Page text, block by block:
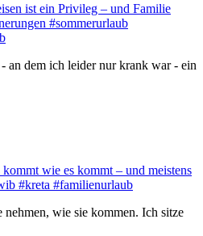
ist ein Privileg – und Familie
#sommerurlaub
an dem ich leider nur krank war - ein
wie es kommt – und meistens
#kreta #familienurlaub
wie sie kommen. Ich sitze